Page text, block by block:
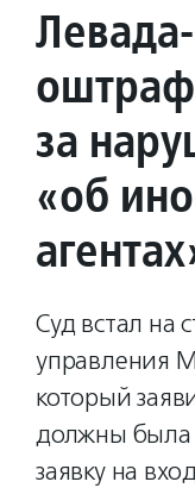
за
«об
Суд встал на
управления
который
должны была
заявку на